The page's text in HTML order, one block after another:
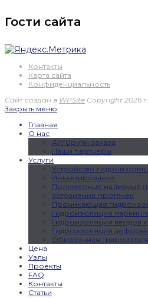
Гости сайта
Контакты
Карта сайта
Конфиденциальность
Сайт создан в WPSite Copyright 2026
Закрыть меню
Главная
О нас
Алгоритм заказа
Наши партнеры
Услуги
Устройство
Инъектирование
Полимерные наливные
Устранение протечек
Проникающая
Гидроизоляция
Гидроизоляция вводов
Гидроизоляция
Обмазочная
Цена
Узлы
Проекты
FAQ
Контакты
Статьи